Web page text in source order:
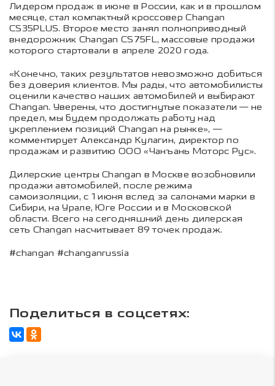
Лидером продаж в июне в России, как и в прошлом
месяце, стал компактный кроссовер Changan
CS35PLUS. Второе место занял полноприводный
внедорожник Changan CS75FL, массовые продажи
которого стартовали в апреле 2020 года.
«Конечно, таких результатов невозможно добиться
без доверия клиентов. Мы рады, что автомобилисты
оценили качество наших автомобилей и выбирают
Changan. Уверены, что достигнутые показатели — не
предел, мы будем продолжать работу над
укреплением позиций Changan на рынке», —
комментирует Александр Кулагин, директор по
продажам и развитию ООО «Чанъань Моторс Рус».
Дилерские центры Changan в Москве возобновили
продажи автомобилей, после режима
самоизоляции, с 1 июня вслед за салонами марки в
Сибири, на Урале, Юге России и в Московской
области. Всего на сегодняшний день дилерская
сеть Changan насчитывает 89 точек продаж.
#changan #changanrussia
Поделиться в соцсетях: